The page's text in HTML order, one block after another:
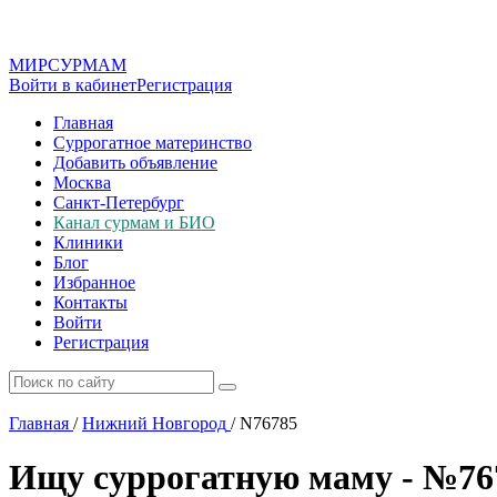
МИРСУРМАМ
Войти в кабинетРегистрация
Главная
Суррогатное материнство
Добавить объявление
Москва
Санкт-Петербург
Канал сурмам и БИО
Клиники
Блог
Избранное
Контакты
Войти
Регистрация
Главная / Нижний Новгород /N76785
Ищу суррогатную маму -